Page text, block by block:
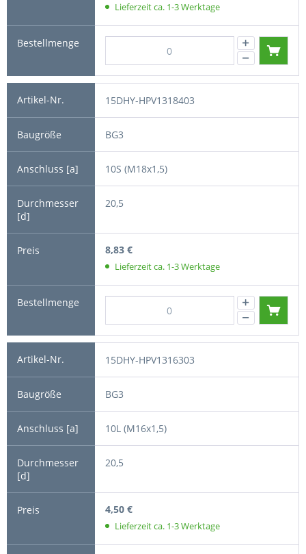
Lieferzeit ca. 1-3 Werktage
15DHY-HPV1318403
BG3
10S (M18x1,5)
20,5
8,83 €
Lieferzeit ca. 1-3 Werktage
15DHY-HPV1316303
BG3
10L (M16x1,5)
20,5
4,50 €
Lieferzeit ca. 1-3 Werktage